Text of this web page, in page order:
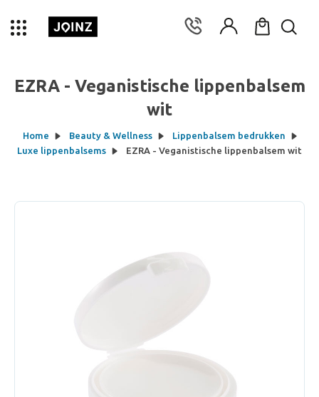
EZRA - Veganistische lippenbalsem
wit
Home Beauty & Wellness
Lippenbalsem bedrukken
Luxe lippenbalsems
EZRA - Veganistische lippenbalsem wit